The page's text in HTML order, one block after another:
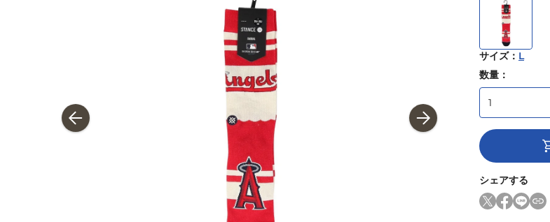
サイズ： L
数量：
シェアする